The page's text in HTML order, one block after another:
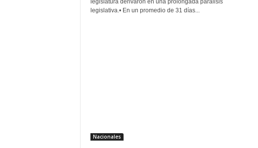
legislatura derivaron en una prolongada parálisis
legislativa.• En un promedio de 31 días...
Nacionales